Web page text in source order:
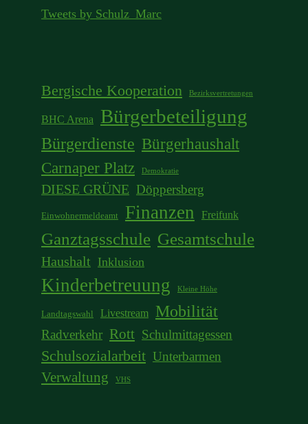
Tweets by Schulz_Marc
Bergische Kooperation Bezirksvertretungen
BHC Arena Bürgerbeteiligung
Bürgerdienste Bürgerhaushalt
Carnaper Platz
Demokratie
DIESE GRÜNE Döppersberg
Einwohnermeldeamt Finanzen Freifunk
Ganztagsschule Gesamtschule
Haushalt Inklusion
Kinderbetreuung Kleine Höhe
Landtagswahl Livestream Mobilität
Radverkehr Rott Schulmittagessen
Schulsozialarbeit Unterbarmen
Verwaltung VHS